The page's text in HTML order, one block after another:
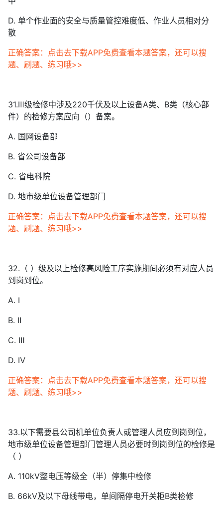
D. 单个作业面的安全与质量管控难度低、作业人员相对分
散
正确答案：点击去下载APP免费查看本题答案，还可以搜
题、刷题、练习哦>>
31.Ⅲ级检修中涉及220千伏及以上设备A类、B类（核心部
件）的检修方案应向（）备案。
A. 国网设备部
B. 省公司设备部
C. 省电科院
D. 地市级单位设备管理部门
正确答案：点击去下载APP免费查看本题答案，还可以搜
题、刷题、练习哦>>
32.（ ）级及以上检修高风险工序实施期间必须有对应人员
到岗到位。
A. Ⅰ
B. Ⅱ
C. Ⅲ
D. Ⅳ
正确答案：点击去下载APP免费查看本题答案，还可以搜
题、刷题、练习哦>>
33.以下需要县公司机单位负责人或管理人员应到岗到位，
地市级单位设备管理部门管理人员必要时到岗到位的检修是
（ ）
A. 110kV整电压等级全（半）停集中检修
B. 66kV及以下母线带电，单间隔停电开关柜B类检修